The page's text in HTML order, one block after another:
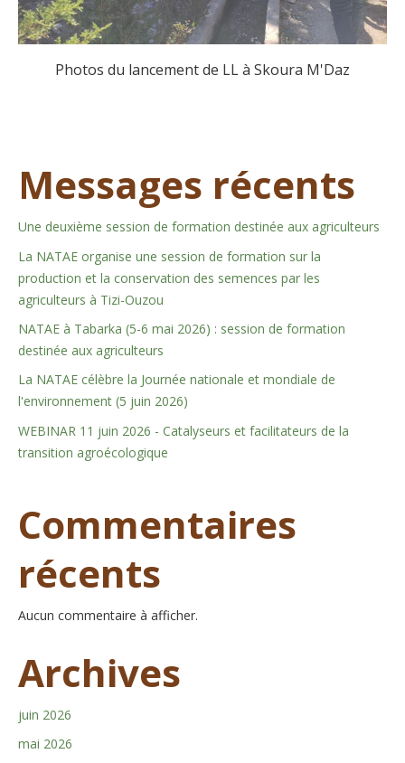
Photos du lancement de LL à Skoura M'Daz
Messages récents
Une deuxième session de formation destinée aux agriculteurs
La NATAE organise une session de formation sur la
production et la conservation des semences par les
agriculteurs à Tizi-Ouzou
NATAE à Tabarka (5-6 mai 2026) : session de formation
destinée aux agriculteurs
La NATAE célèbre la Journée nationale et mondiale de
l'environnement (5 juin 2026)
WEBINAR 11 juin 2026 - Catalyseurs et facilitateurs de la
transition agroécologique
Commentaires
récents
Aucun commentaire à afficher.
Archives
juin 2026
mai 2026